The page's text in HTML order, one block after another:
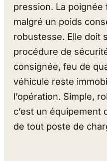
pression. La
malgré un poids
robustesse. Elle doit
procédure de
consignée, feu de
véhicule reste
l’opération. Simple,
c’est un équipement
de tout poste de